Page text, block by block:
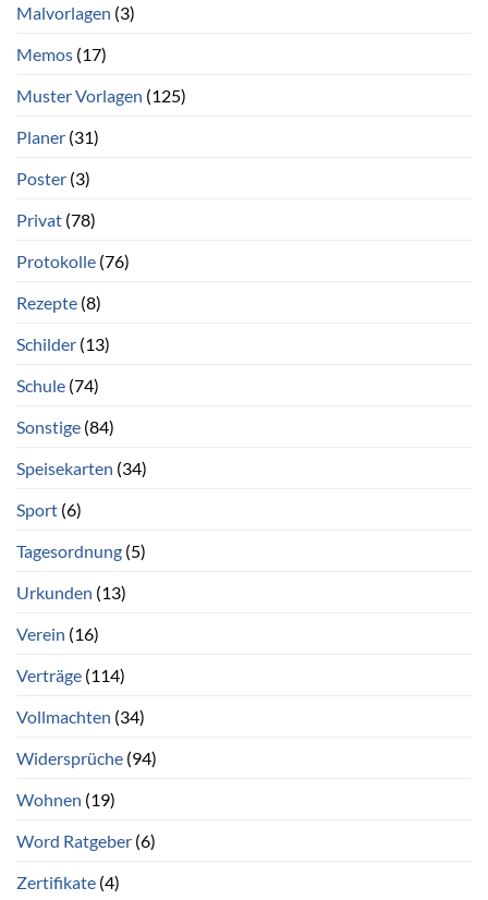
Malvorlagen (3)
Memos (17)
Muster Vorlagen (125)
Planer (31)
Poster (3)
Privat (78)
Protokolle (76)
Rezepte (8)
Schilder (13)
Schule (74)
Sonstige (84)
Speisekarten (34)
Sport (6)
Tagesordnung (5)
Urkunden (13)
Verein (16)
Verträge (114)
Vollmachten (34)
Widersprüche (94)
Wohnen (19)
Word Ratgeber (6)
Zertifikate (4)